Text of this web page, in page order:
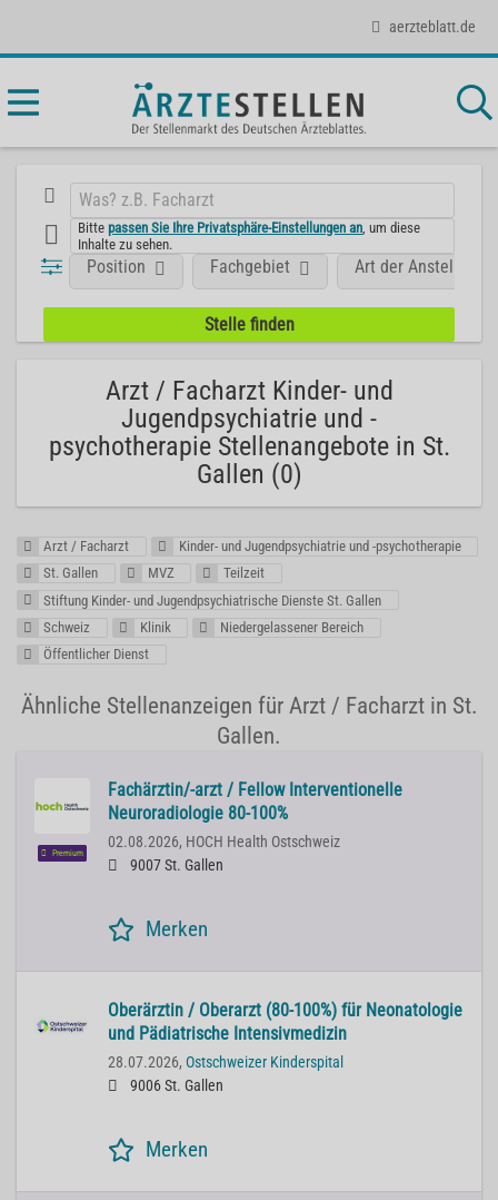
aerzteblatt.de
Bittepassen Sie Ihre Privatsphäre-Einstellungen an , um diese
Inhalte zu sehen.
Position Fachgebiet Art der Anstellung
Arzt / Facharzt Kinder- und
Jugendpsychiatrie und -
psychotherapie Stellenangebote in St.
Gallen (0)
Arzt / Facharzt
Kinder- und Jugendpsychiatrie und -psychotherapie
St. Gallen
MVZ
Teilzeit
Stiftung Kinder- und Jugendpsychiatrische Dienste St. Gallen
Schweiz
Klinik
Niedergelassener Bereich
Öffentlicher Dienst
Ähnliche Stellenanzeigen für Arzt / Facharzt in St.
Gallen.
Premium
Fachärztin/-arzt / Fellow Interventionelle
Neuroradiologie 80-100%
02.08.2026, HOCH Health Ostschweiz
9007 St. Gallen
Merken
Oberärztin / Oberarzt (80-100%) für Neonatologie
und Pädiatrische Intensivmedizin
28.07.2026, Ostschweizer Kinderspital
9006 St. Gallen
Merken